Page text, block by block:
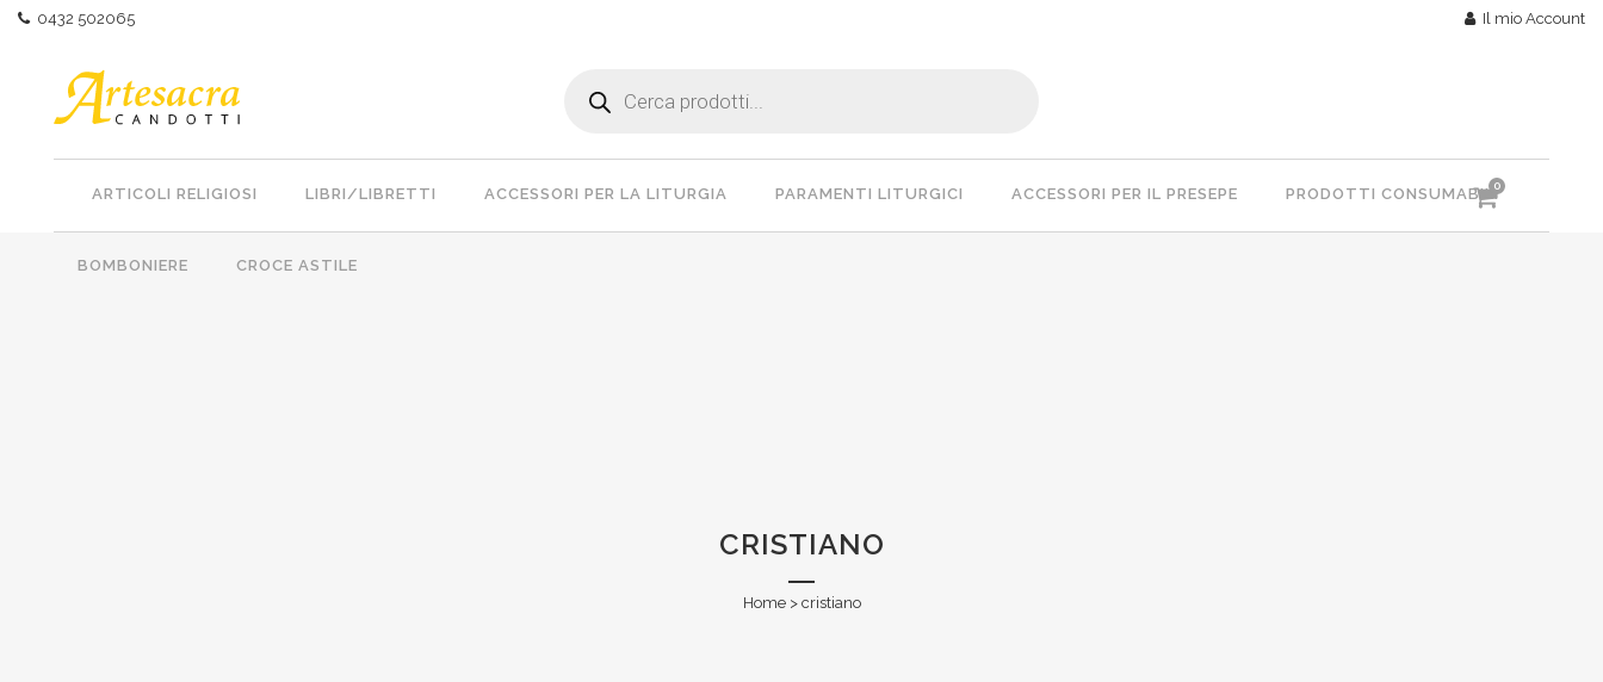
0432 502065 Il mio Account
search
ARTICOLI RELIGIOSI LIBRI/LIBRETTI ACCESSORI PER LA LITURGIA PARAMENTI LITURGICI ACCESSORI PER IL PRESEPE PRODOTTI CONSUMABILI
BOMBONIERE CROCE ASTILE
0
CRISTIANO
Home> cristiano